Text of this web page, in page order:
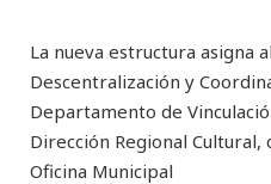
La nueva estructura asigna
Descentralización y
Departamento de
Dirección Regional Cultural,
Oficina Municipal